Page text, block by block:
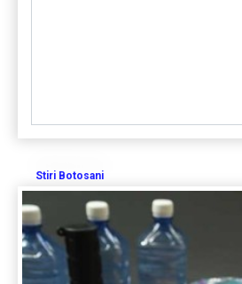
Stiri Botosani